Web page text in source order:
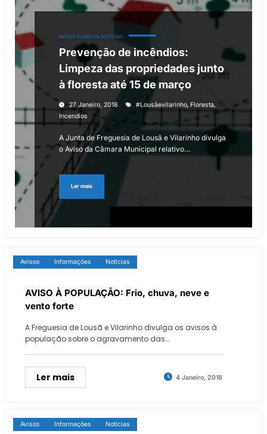
AVISOS FLORESTA NOTÍCIAS
Prevenção de incêndios:
Limpeza das propriedades junto
à floresta até 15 de março
27 Janeiro, 2018 ‬ ‪#‎lousãevilarinho, Floresta,
Incendios
A Junta de Freguesia de Lousã e Vilarinho divulga
o Aviso da Câmara Municipal relativo…
Ler mais
Avisos Informações Notícias
AVISO À POPULAÇÃO: Frio, chuva, neve e
vento forte
A Freguesia de Lousã e Vilarinho divulga os avisos à
população sobre o agravamento das…
Ler mais 4 Janeiro, 2018
Avisos Informações Notícias